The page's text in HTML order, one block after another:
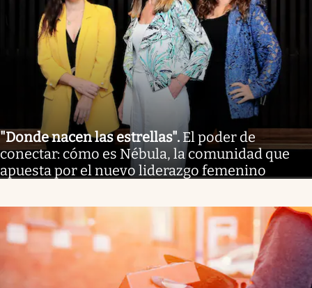
"Donde nacen las estrellas". El poder de
conectar: cómo es Nébula, la comunidad que
apuesta por el nuevo liderazgo femenino